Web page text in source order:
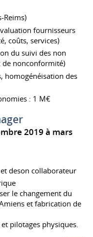
Reims)
fournisseurs
coûts, services)
du suivi des non
de nonconformité)
homogénéisation des
: 1 M€
2019 à mars
deson collaborateur
le changement du
et fabrication de
pilotages physiques.